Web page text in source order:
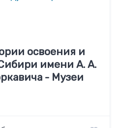
освоения и
имени А. А.
- Музеи